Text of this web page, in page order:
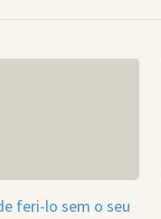
feri-lo sem o seu